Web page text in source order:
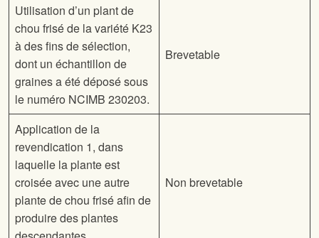
Utilisation d’un plant de
chou frisé de la variété K23
à des fins de sélection,
dont un échantillon de
graines a été déposé sous
le numéro NCIMB 230203.
Brevetable
Application de la
revendication 1, dans
laquelle la plante est
croisée avec une autre
plante de chou frisé afin de
produire des plantes
Non brevetable